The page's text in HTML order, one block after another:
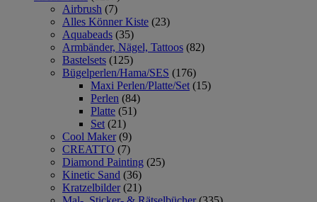
Airbrush (7)
Alles Könner Kiste (23)
Aquabeads (35)
Armbänder, Nägel, Tattoos (82)
Bastelsets (125)
Bügelperlen/Hama/SES (176)
Maxi Perlen/Platte/Set (15)
Perlen (84)
Platte (51)
Set (21)
Cool Maker (9)
CREATTO (7)
Diamond Painting (25)
Kinetic Sand (36)
Kratzelbilder (21)